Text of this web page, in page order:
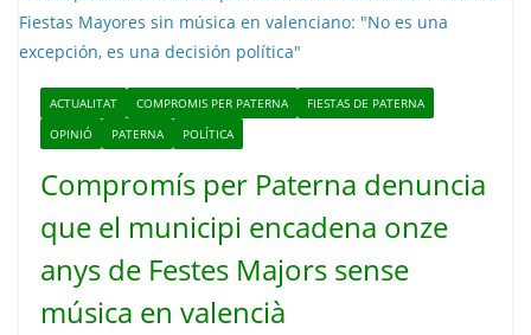
ACTUALITAT COMPROMIS PER PATERNA
FIESTAS DE PATERNA
OPINIÓ
PATERNA POLÍTICA
Compromís per Paterna denuncia
que el municipi encadena onze
anys de Festes Majors sense
música en valencià